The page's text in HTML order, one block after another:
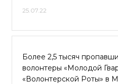
25.07.22
Более 2,5 тысяч
волонтеры «Молодой
«Волонтерской Роты» в